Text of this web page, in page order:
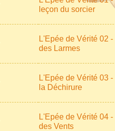
leçon du sorcier
L'Epée de Vérité 02
des Larmes
L'Epée de Vérité 03
la Déchirure
L'Epée de Vérité 04
des Vents